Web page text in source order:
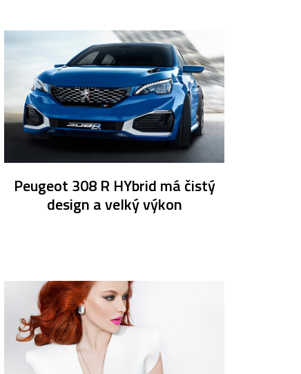
Peugeot 308 R HYbrid má čistý
design a velký výkon